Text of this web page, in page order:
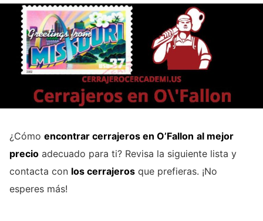
¿Cómo encontrar cerrajeros en O’Fallon al mejor
precio adecuado para ti? Revisa la siguiente lista y
contacta con los cerrajeros que prefieras. ¡No
esperes más!